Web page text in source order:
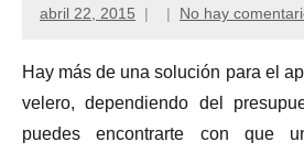
abril 22, 2015 No hay
Hay más de una solución para el
velero, dependiendo del
puedes encontrarte con que